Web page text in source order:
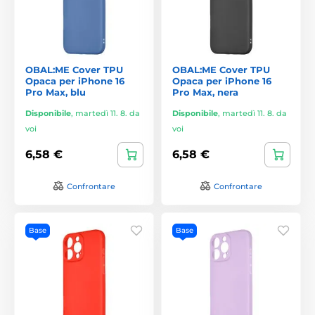
OBAL:ME Cover TPU
Opaca per iPhone 16
Pro Max, blu
Disponibile, martedì 11. 8. da
voi
6,58 €
Confrontare
OBAL:ME Cover TPU
Opaca per iPhone 16
Pro Max, nera
Disponibile, martedì 11. 8. da
voi
6,58 €
Confrontare
Base Base